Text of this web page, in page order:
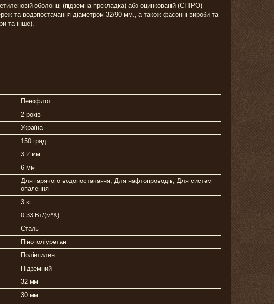
оболонці (підземна прокладка) або оцинкованій (СПІРО)
та водопостачання діаметром 32/90 мм., а також фасонні вироби та
та інше).
Пенофлот
2 років
Україна
150 град.
3.2 мм
6 мм
Для гарячого водопостачання, Для нафтопроводів, Для систем
опалення
3 кг
0.33 Вт/(м*К)
Сталь
Пінополіуретан
Поліетилен
Підземний
32 мм
30 мм